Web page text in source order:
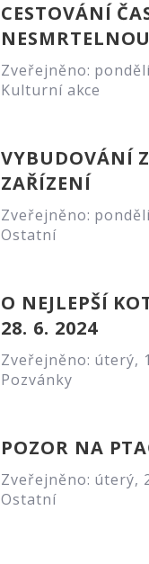
CESTOVÁNÍ
Zveřejněno:
Kulturní akce
VYBUDOVÁNÍ
ZAŘÍZENÍ
Zveřejněno:
Ostatní
O NEJLEPŠÍ
28. 6. 2024
Zveřejněno: úterý,
Pozvánky
POZOR NA
Zveřejněno: úterý,
Ostatní